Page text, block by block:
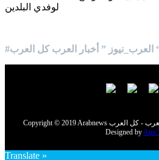
لوفدي البلدين
كل العرب “
Copyright © 2019 Arabnews اخبار العرب - كل العرب - . All Rights Reserved.
Designed by
Translate »